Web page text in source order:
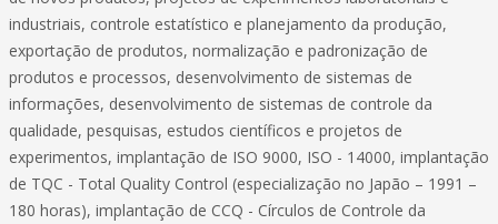
industriais, controle estatístico e planejamento da produção,
exportação de produtos, normalização e padronização de
produtos e processos, desenvolvimento de sistemas de
informações, desenvolvimento de sistemas de controle da
qualidade, pesquisas, estudos científicos e projetos de
experimentos, implantação de ISO 9000, ISO - 14000, implantação
de TQC - Total Quality Control (especialização no Japão – 1991 –
180 horas), implantação de CCQ - Círculos de Controle da